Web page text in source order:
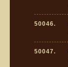
50046.
50047.